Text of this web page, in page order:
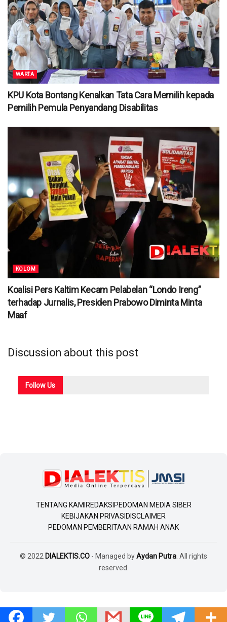
WARTA
KPU Kota Bontang Kenalkan Tata Cara Memilih kepada
Pemilih Pemula Penyandang Disabilitas
KOLOM
Koalisi Pers Kaltim Kecam Pelabelan “Londo Ireng”
terhadap Jurnalis, Presiden Prabowo Diminta Minta
Maaf
Discussion about this post
FollowUs
TENTANG KAMI REDAKSI PEDOMAN MEDIA SIBER
KEBIJAKAN PRIVASI DISCLAIMER
PEDOMAN PEMBERITAAN RAMAH ANAK
© 2022 DIALEKTIS.CO - Managed byAydan Putra. All rights
reserved.